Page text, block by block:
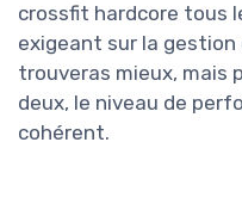
crossfit hardcore tous
exigeant sur la
trouveras mieux, mais
deux, le niveau de
cohérent.